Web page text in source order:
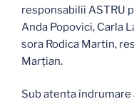
responsabilii ASTRU
Anda Popovici, Carla
sora Rodica Martin,
Marțian.
Sub atenta